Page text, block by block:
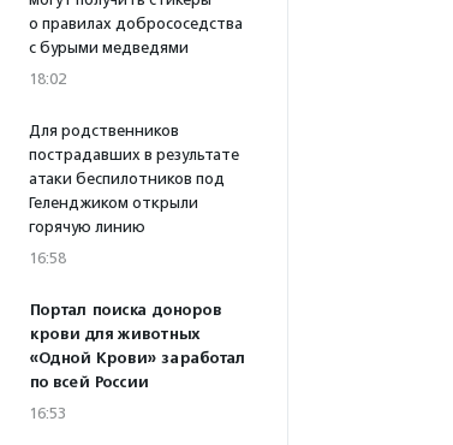
о правилах добрососедства
с бурыми медведями
18:02
Для родственников
пострадавших в результате
атаки беспилотников под
Геленджиком открыли
горячую линию
16:58
Портал поиска доноров
крови для животных
«Одной Крови» заработал
по всей России
16:53